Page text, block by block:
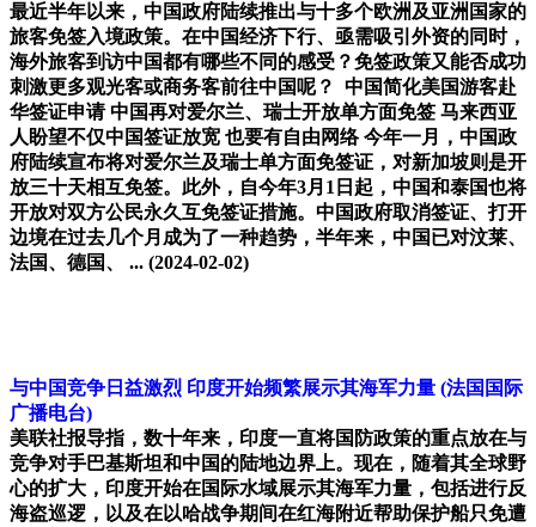
最近半年以来，中国政府陆续推出与十多个欧洲及亚洲国家的
旅客免签入境政策。在中国经济下行、亟需吸引外资的同时，
海外旅客到访中国都有哪些不同的感受？免签政策又能否成功
刺激更多观光客或商务客前往中国呢？ 中国简化美国游客赴
华签证申请 中国再对爱尔兰、瑞士开放单方面免签 马来西亚
人盼望不仅中国签证放宽 也要有自由网络 今年一月，中国政
府陆续宣布将对爱尔兰及瑞士单方面免签证，对新加坡则是开
放三十天相互免签。此外，自今年3月1日起，中国和泰国也将
开放对双方公民永久互免签证措施。中国政府取消签证、打开
边境在过去几个月成为了一种趋势，半年来，中国已对汶莱、
法国、德国、 ... (2024-02-02)
与中国竞争日益激烈 印度开始频繁展示其海军力量 (法国国际
广播电台)
美联社报导指，数十年来，印度一直将国防政策的重点放在与
竞争对手巴基斯坦和中国的陆地边界上。现在，随着其全球野
心的扩大，印度开始在国际水域展示其海军力量，包括进行反
海盗巡逻，以及在以哈战争期间在红海附近帮助保护船只免遭